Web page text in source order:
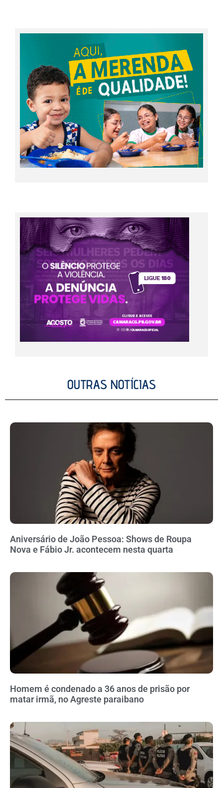
OUTRAS NOTÍCIAS
Aniversário de João Pessoa: Shows de Roupa
Nova e Fábio Jr. acontecem nesta quarta
Homem é condenado a 36 anos de prisão por
matar irmã, no Agreste paraibano